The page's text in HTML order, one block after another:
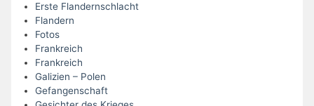
Erste Flandernschlacht
Flandern
Fotos
Frankreich
Frankreich
Galizien – Polen
Gefangenschaft